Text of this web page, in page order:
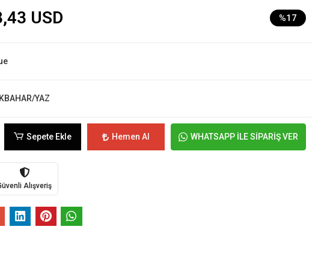
USD %17
YAZ
Sepete Ekle Hemen Al WHATSAPP İLE SİPARİŞ VER
Alışveriş